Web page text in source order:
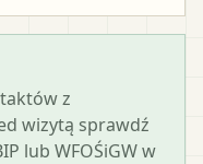
z
wizytą sprawdź
lub WFOŚiGW w